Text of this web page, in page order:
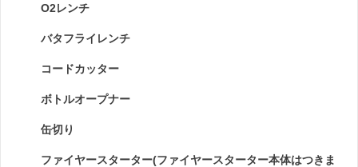
O2レンチ
バタフライレンチ
コードカッター
ボトルオープナー
缶切り
ファイヤースターター(ファイヤースターター本体はつきま